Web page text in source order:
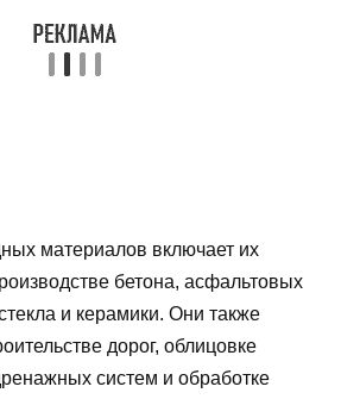
материалов включает их
бетона, асфальтовых
и керамики. Они также
дорог, облицовке
систем и обработке